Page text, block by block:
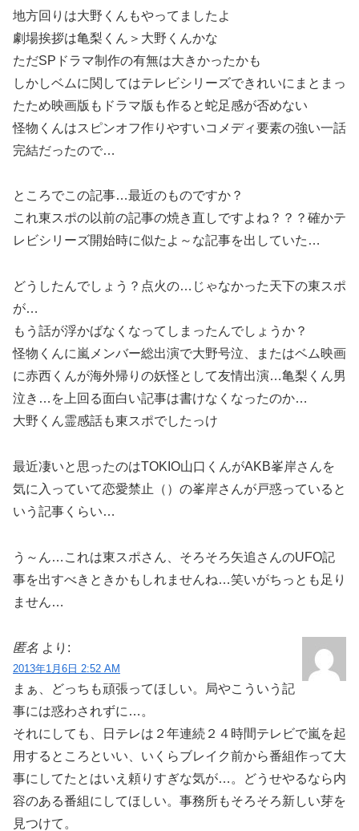
地方回りは大野くんもやってましたよ
劇場挨拶は亀梨くん＞大野くんかな
ただSPドラマ制作の有無は大きかったかも
しかしベムに関してはテレビシリーズできれいにまとまっ
たため映画版もドラマ版も作ると蛇足感が否めない
怪物くんはスピンオフ作りやすいコメディ要素の強い一話
完結だったので…
ところでこの記事…最近のものですか？
これ東スポの以前の記事の焼き直しですよね？？？確かテ
レビシリーズ開始時に似たよ～な記事を出していた…
どうしたんでしょう？点火の…じゃなかった天下の東スポ
が…
もう話が浮かばなくなってしまったんでしょうか？
怪物くんに嵐メンバー総出演で大野号泣、またはベム映画
に赤西くんが海外帰りの妖怪として友情出演…亀梨くん男
泣き…を上回る面白い記事は書けなくなったのか…
大野くん霊感話も東スポでしたっけ
最近凄いと思ったのはTOKIO山口くんがAKB峯岸さんを
気に入っていて恋愛禁止（）の峯岸さんが戸惑っていると
いう記事くらい…
う～ん…これは東スポさん、そろそろ矢追さんのUFO記
事を出すべきときかもしれませんね…笑いがちっとも足り
ません…
匿名 より:
2013年1月6日 2:52 AM
まぁ、どっちも頑張ってほしい。局やこういう記
事には惑わされずに…。
それにしても、日テレは２年連続２４時間テレビで嵐を起
用するところといい、いくらブレイク前から番組作って大
事にしてたとはいえ頼りすぎな気が…。どうせやるなら内
容のある番組にしてほしい。事務所もそろそろ新しい芽を
見つけて。